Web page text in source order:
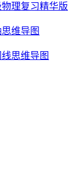
理复习精华版
维导图
思维导图